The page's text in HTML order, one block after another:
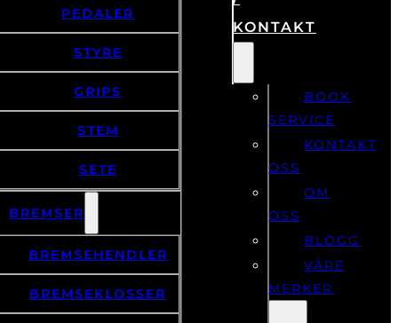
PEDALER
STYRE
GRIPS
STEM
SETE
BREMSER
BREMSEHENDLER
BREMSEKLOSSER
KONTAKT
BOOK
SERVICE
KONTAKT
OSS
OM
OSS
BLOGG
VÅRE
MERKER